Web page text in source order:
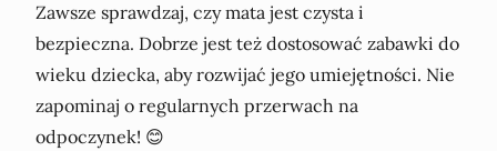
Zawsze sprawdzaj, czy mata jest czysta i
bezpieczna. Dobrze jest też dostosować zabawki do
wieku dziecka, aby rozwijać jego umiejętności. Nie
zapominaj o regularnych przerwach na
odpoczynek! 😊